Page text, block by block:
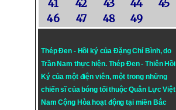
41
42 43 44
45
46
47 48 49
Thép Đen - Hồi ký của Đặng Chí Bình, do
Trần Nam thực hiện. Thép Đen- Thiên Hồi
Ký của một điện viên, một trong những
chiến sĩ của bóng tối thuộc Quân Lực Việt
Nam Cộng Hòa hoạt động tại miền Bắc